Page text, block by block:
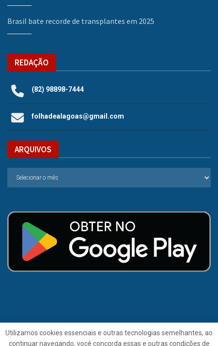
Brasil bate recorde de transplantes em 2025
REDAÇÃO
(82) 98898-7444
folhadealagoas@gmail.com
ARQUIVOS
Utilizamos cookies essenciais e outras tecnologias semelhantes, ao
continuar navegando, você concorda essas e outras condições de